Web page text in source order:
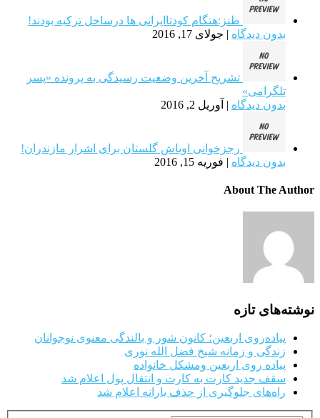
طنز:هنگام کودتاایرانی ها درساحل ترکیه بودند!
بدون دیدگاه | جولای 17, 2016
تشریح آخرین وضعیت رسیدگی به پرونده «پسر
تلگرامی»
بدون دیدگاه | آوریل 2, 2016
رجزخوانی اوباش گلستان برای اشرار مازندران!
بدون دیدگاه | فوریه 15, 2016
About The Author
نوشته‌های تازه
پیاده‌روی اربعین؛ کانون شور و بالندگی معنوی نوجوانان
زندگی و زمانه شیخ فضل الله نوری
پیاده روی اربعین ومشکل خانواده
سقف جدید کارت به کارت و انتقال پول اعلام شد
راه‌های جلوگیری از حذف یارانه اعلام شد